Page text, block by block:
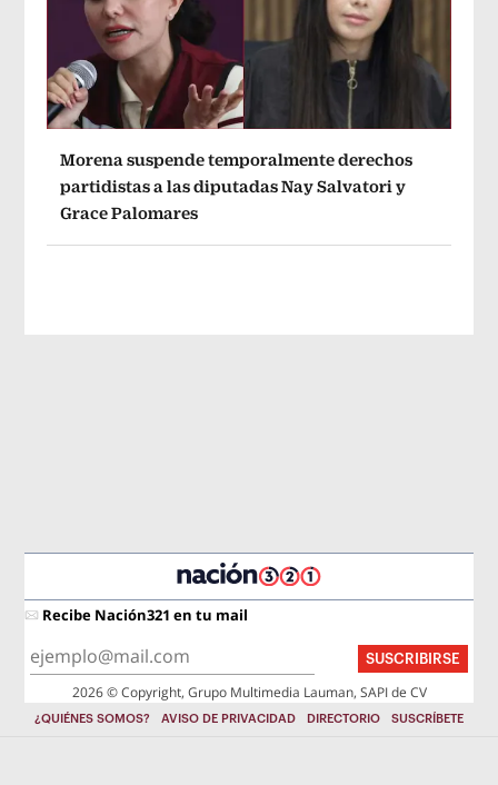
Morena suspende temporalmente derechos
partidistas a las diputadas Nay Salvatori y
Grace Palomares
Recibe Nación321 en tu mail
SUSCRIBIRSE
2026 © Copyright, Grupo Multimedia Lauman, SAPI de CV
¿QUIÉNES SOMOS? AVISO DE PRIVACIDAD DIRECTORIO SUSCRÍBETE